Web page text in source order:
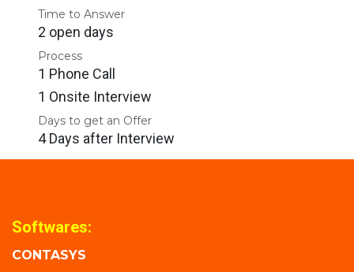
Time to Answer
2 open days
Process
1 Phone Call
1 Onsite Interview
Days to get an Offer
4 Days after Interview
Softwares:
CONTASYS